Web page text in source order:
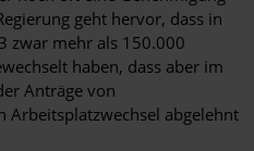
geht hervor, dass in
zwar mehr als 150.000
haben, dass aber im
Anträge von
abgelehnt